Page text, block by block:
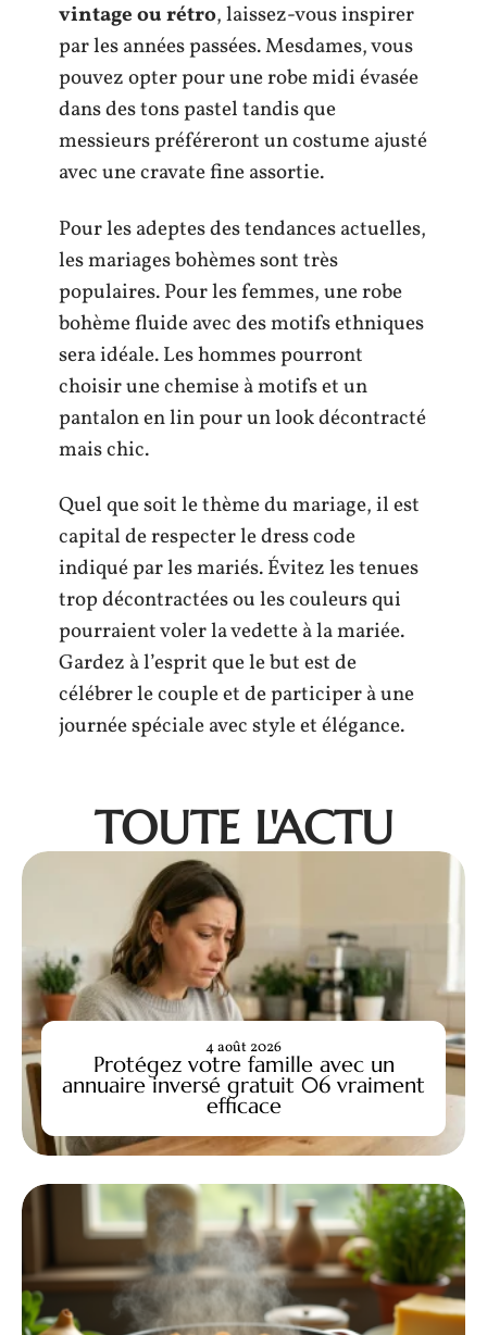
vintage ou rétro, laissez-vous inspirer
par les années passées. Mesdames, vous
pouvez opter pour une robe midi évasée
dans des tons pastel tandis que
messieurs préféreront un costume ajusté
avec une cravate fine assortie.
Pour les adeptes des tendances actuelles,
les mariages bohèmes sont très
populaires. Pour les femmes, une robe
bohème fluide avec des motifs ethniques
sera idéale. Les hommes pourront
choisir une chemise à motifs et un
pantalon en lin pour un look décontracté
mais chic.
Quel que soit le thème du mariage, il est
capital de respecter le dress code
indiqué par les mariés. Évitez les tenues
trop décontractées ou les couleurs qui
pourraient voler la vedette à la mariée.
Gardez à l’esprit que le but est de
célébrer le couple et de participer à une
journée spéciale avec style et élégance.
TOUTE L'ACTU
Protégez votre famille avec un
annuaire inversé gratuit 06 vraiment
efficace
4 août 2026